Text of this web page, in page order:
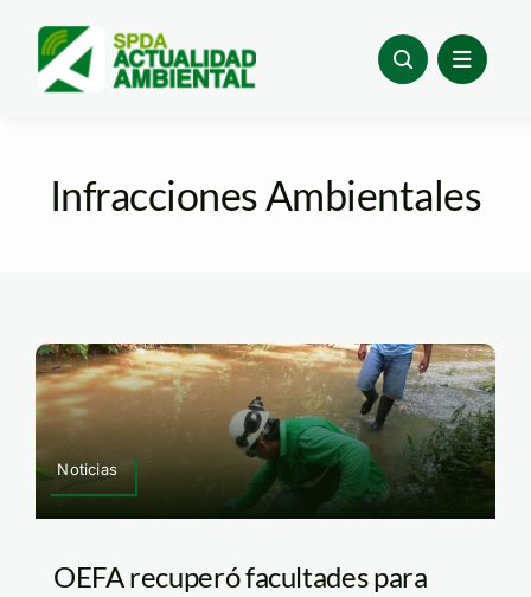
content
Infracciones Ambientales
Noticias
OEFA recuperó facultades para